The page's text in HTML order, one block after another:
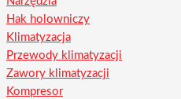
Hak holowniczy
Klimatyzacja
Przewody klimatyzacji
Zawory klimatyzacji
Kompresor